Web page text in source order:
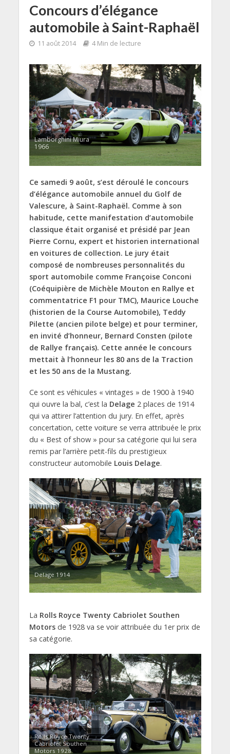
Concours d’élégance
automobile à Saint-Raphaël
11 août 2014 4 Min de lecture
Lamborghini Miura
1966
Ce samedi 9 août, s’est déroulé le concours
d’élégance automobile annuel du Golf de
Valescure, à Saint-Raphaël. Comme à son
habitude, cette manifestation d’automobile
classique était organisé et présidé par Jean
Pierre Cornu, expert et historien international
en voitures de collection. Le jury était
composé de nombreuses personnalités du
sport automobile comme Françoise Conconi
(Coéquipière de Michèle Mouton en Rallye et
commentatrice F1 pour TMC), Maurice Louche
(historien de la Course Automobile), Teddy
Pilette (ancien pilote belge) et pour terminer,
en invité d’honneur, Bernard Consten (pilote
de Rallye français). Cette année le concours
mettait à l’honneur les 80 ans de la Traction
et les 50 ans de la Mustang.
Ce sont es véhicules « vintages » de 1900 à 1940
qui ouvre la bal, c’est la Delage 2 places de 1914
qui va attirer l’attention du jury. En effet, après
concertation, cette voiture se verra attribuée le prix
du « Best of show » pour sa catégorie qui lui sera
remis par l’arrière petit-fils du prestigieux
constructeur automobile Louis Delage.
Delage 1914
La Rolls Royce Twenty Cabriolet Southen
Motorsde 1928 va se voir attribuée du 1er prix de
sa catégorie.
Rolls Royce Twenty
Cabriolet Southen
Motors 1928